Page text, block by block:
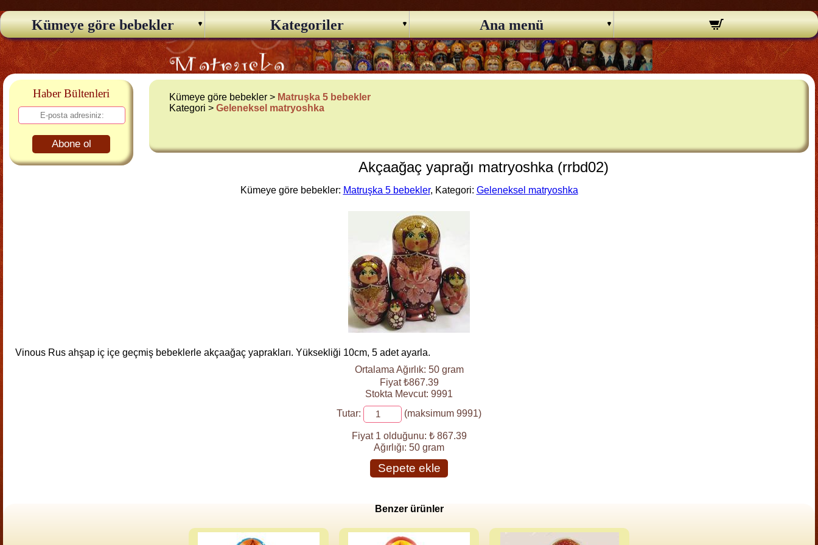
Kümeye göre bebekler Kategoriler Ana menü
Haber Bültenleri
Abone ol
Kümeye göre bebekler > Matruşka 5 bebekler
Kategori >Geleneksel matryoshka
Akçaağaç yaprağı matryoshka (rrbd02)
Kümeye göre bebekler: Matruşka 5 bebekler, Kategori: Geleneksel matryoshka
Vinous Rus ahşap iç içe geçmiş bebeklerle akçaağaç yaprakları. Yüksekliği 10cm, 5 adet ayarla.
Ortalama Ağırlık: 50 gram
Fiyat ₺867.39
Stokta Mevcut: 9991
Tutar:
(maksimum 9991)
Fiyat 1 olduğunu: ₺ 867.39
Ağırlığı: 50 gram
Sepete ekle
Benzer ürünler